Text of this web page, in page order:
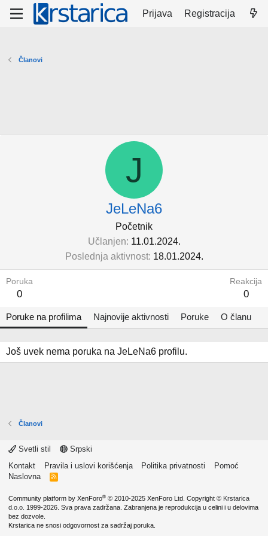
Prijava Registracija
Članovi
J
JeLeNa6
Početnik
Učlanjen 11.01.2024.
Poslednja aktivnost 18.01.2024.
Poruka
0
Reakcija
0
Poruke na profilima Najnovije aktivnosti Poruke O članu
Još uvek nema poruka na JeLeNa6 profilu.
Članovi
Svetli stil
Srpski
Kontakt
Pravila i uslovi korišćenja Politika privatnosti
Pomoć
Naslovna
R
Community platform by XenForo® © 2010-2025 XenForo Ltd. Copyright © Krstarica
d.o.o. 1999-2026. Sva prava zadržana. Zabranjena je reprodukcija u celini i u delovima
bez dozvole.
Krstarica ne snosi odgovornost za sadržaj poruka.